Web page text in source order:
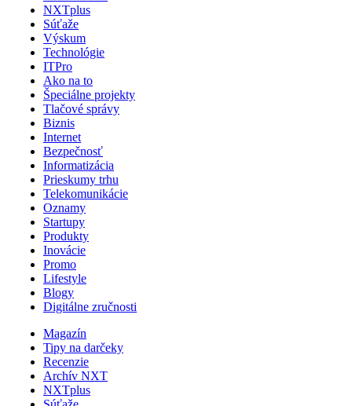
NXTplus
Súťaže
Výskum
Technológie
ITPro
Ako na to
Špeciálne projekty
Tlačové správy
Biznis
Internet
Bezpečnosť
Informatizácia
Prieskumy trhu
Telekomunikácie
Oznamy
Startupy
Produkty
Inovácie
Promo
Lifestyle
Blogy
Digitálne zručnosti
Magazín
Tipy na darčeky
Recenzie
Archív NXT
NXTplus